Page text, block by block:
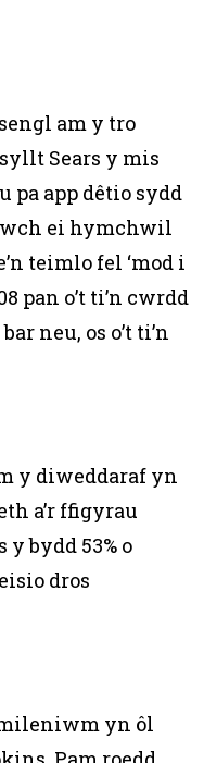
am y tro
Sears y mis
pa app dêtio sydd
ei hymchwil
teimlo fel ‘mod i
pan o’t ti’n cwrdd
neu, os o’t ti’n
y diweddaraf yn
a’r ffigyrau
bydd 53% o
dros
yn ôl